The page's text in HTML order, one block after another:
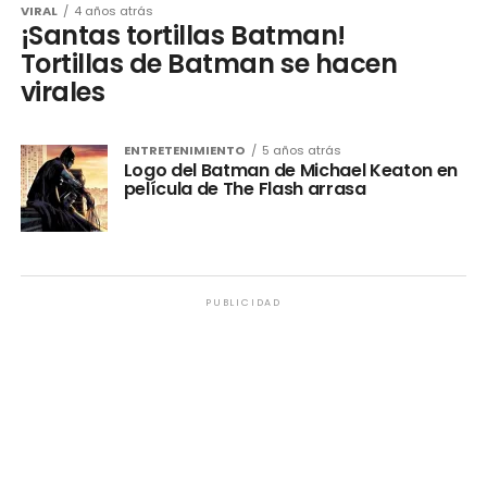
VIRAL 4 años atrás
¡Santas tortillas Batman!
Tortillas de Batman se hacen
virales
ENTRETENIMIENTO 5 años atrás
Logo del Batman de Michael Keaton en
película de The Flash arrasa
PUBLICIDAD